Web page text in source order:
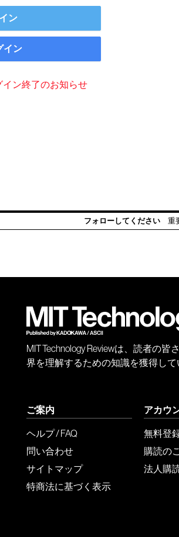
ン
イン
イン終了のお知らせ
フォローしてください 重
MIT Technology Reviewは、読者の
界を理解するための知識を獲得して
ご案内
ヘルプ / FAQ
問い合わせ
サイトマップ
特商法に基づく表示
アカウ
無料登
購読の
法人購